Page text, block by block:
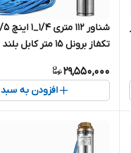
تکفاز برونل ۱۵ متر کابل بلند
29,550,000
افزودن به سبد